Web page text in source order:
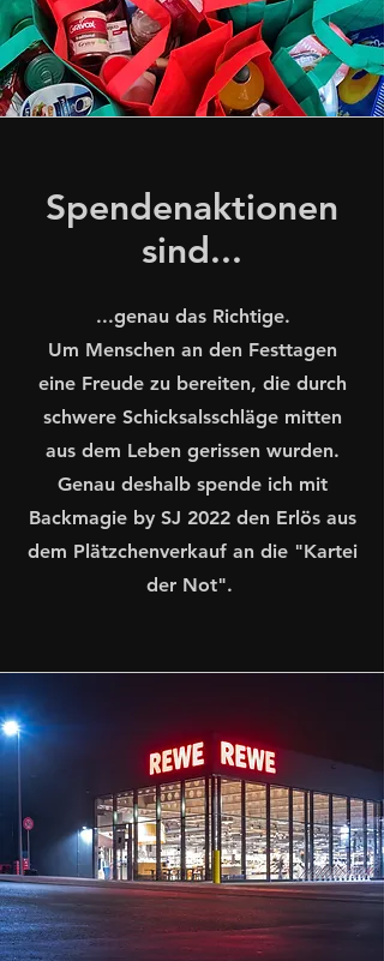
Spendenaktionen
sind...
...genau das Richtige.
Um Menschen an den Festtagen
eine Freude zu bereiten, die durch
schwere Schicksalsschläge mitten
aus dem Leben gerissen wurden.
Genau deshalb spende ich mit
Backmagie by SJ 2022 den Erlös aus
dem Plätzchenverkauf an die "Kartei
der Not".